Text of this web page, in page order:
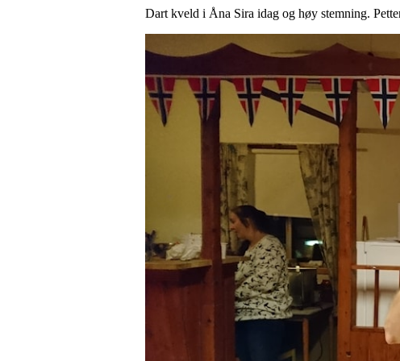
Dart kveld i Åna Sira idag og høy stemning.